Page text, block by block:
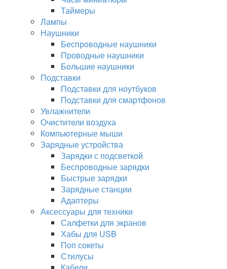
Таймеры
Лампы
Наушники
Беспроводные наушники
Проводные наушники
Большие наушники
Подставки
Подставки для ноутбуков
Подставки для смартфонов
Увлажнители
Очистители воздуха
Компьютерные мыши
Зарядные устройства
Зарядки с подсветкой
Беспроводные зарядки
Быстрые зарядки
Зарядные станции
Адаптеры
Аксессуары для техники
Салфетки для экранов
Хабы для USB
Поп сокеты
Стилусы